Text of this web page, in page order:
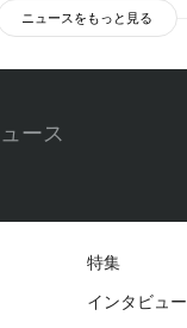
ニュースをもっと見る
ース
特集
インタビュー